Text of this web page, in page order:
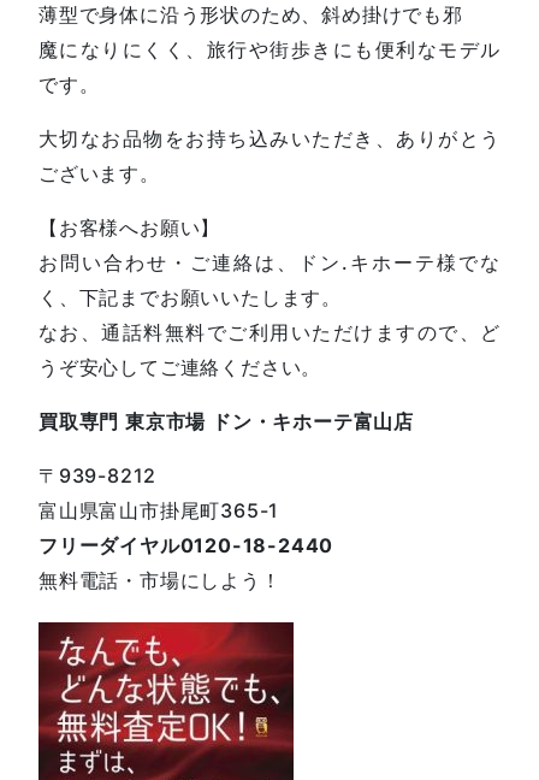
薄型で身体に沿う形状のため、斜め掛けでも邪
魔になりにくく、旅行や街歩きにも便利なモデル
です。
大切なお品物をお持ち込みいただき、ありがとう
ございます。
【お客様へお願い】
お問い合わせ・ご連絡は、ドン.キホーテ様でな
く、下記までお願いいたします。
なお、通話料無料でご利用いただけますので、ど
うぞ安心してご連絡ください。
買取専門 東京市場 ドン・キホーテ富山店
〒939-8212
富山県富山市掛尾町365-1
フリーダイヤル0120-18-2440
無料電話・市場にしよう！